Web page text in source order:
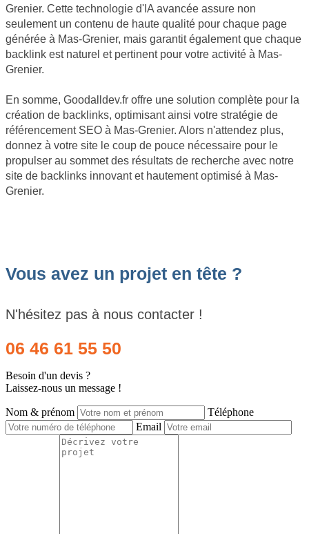
Grenier. Cette technologie d'IA avancée assure non
seulement un contenu de haute qualité pour chaque page
générée à Mas-Grenier, mais garantit également que chaque
backlink est naturel et pertinent pour votre activité à Mas-
Grenier.
En somme, Goodalldev.fr offre une solution complète pour la
création de backlinks, optimisant ainsi votre stratégie de
référencement SEO à Mas-Grenier. Alors n'attendez plus,
donnez à votre site le coup de pouce nécessaire pour le
propulser au sommet des résultats de recherche avec notre
site de backlinks innovant et hautement optimisé à Mas-
Grenier.
Vous avez un projet en tête ?
N'hésitez pas à nous contacter !
06 46 61 55 50
Besoin d'un devis ?
Laissez-nous un message !
Nom & prénom
Téléphone
Email